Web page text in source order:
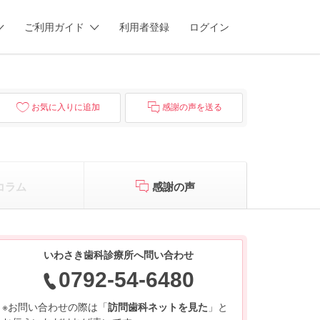
ご利用ガイド 利用者登録 ログイン
お気に入りに追加 感謝の声を送る
ラム 感謝の声
いわさき歯科診療所へ問い合わせ
0792-54-6480
※お問い合わせの際は「訪問歯科ネットを見た 」と